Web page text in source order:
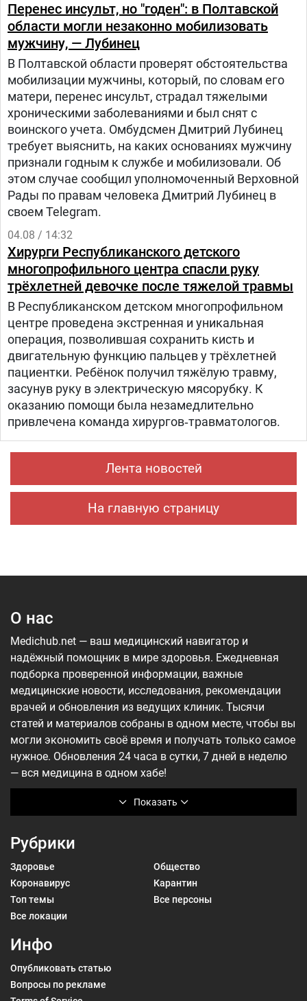
Перенес инсульт, но "годен": в Полтавской
области могли незаконно мобилизовать
мужчину, — Лубинец
В Полтавской области проверят обстоятельства
мобилизации мужчины, который, по словам его
матери, перенес инсульт, страдал тяжелыми
хроническими заболеваниями и был снят с
воинского учета. Омбудсмен Дмитрий Лубинец
требует выяснить, на каких основаниях мужчину
признали годным к службе и мобилизовали. Об
этом случае сообщил уполномоченный Верховной
Рады по правам человека Дмитрий Лубинец в
своем Telegram.
04.08 / 14:32
Хирурги Республиканского детского
многопрофильного центра спасли руку
трёхлетней девочке после тяжелой травмы
В Республиканском детском многопрофильном
центре проведена экстренная и уникальная
операция, позволившая сохранить кисть и
двигательную функцию пальцев у трёхлетней
пациентки. Ребёнок получил тяжёлую травму,
засунув руку в электрическую мясорубку. К
оказанию помощи была незамедлительно
привлечена команда хирургов‑травматологов.
Лента новостей
На главную страницу
О нас
Показать
Medichub.net — ваш медицинский навигатор и
надёжный помощник в мире здоровья. Ежедневная
подборка проверенной информации, важные
медицинские новости, исследования, рекомендации
врачей и обновления из ведущих клиник. Тысячи
статей и материалов собраны в одном месте, чтобы вы
могли экономить своё время и получать только самое
нужное. Обновления 24 часа в сутки, 7 дней в неделю
— вся медицина в одном хабе!
Рубрики
Здоровье
Общество
Коронавирус
Карантин
Топ темы
Все персоны
Все локации
Инфо
Опубликовать статью
Вопросы по рекламе